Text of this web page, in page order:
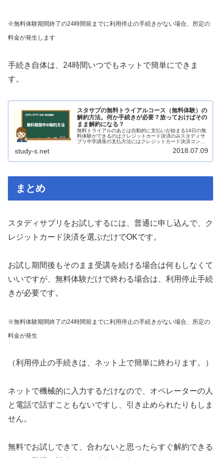
※無料体験期間終了の24時間前までに利用停止の手続きがない場合、所定の
料金が発生します
手続き自体は、24時間いつでもネットで簡単にできま
す。
スタサプの無料トライアルコース（無料体験）の
解約方法。何か手続きが必要？放っておけばその
まま解約になる？
無料トライアルのあとは自動的に支払いが始まる14日の無
料体験ができるのはクレジットカード決済のみスタディサ
プリ中学講座の支払方法にはクレジットカード決済コンビ
study-s.net 2018.07.09
まとめ
スタディサプリをお試しするには、普通に申し込んで、ク
レジットカード決済を選ぶだけでOKです。
お試し期間後もそのまま受講を続ける場合は何もしなくて
いいですが、無料体験だけで終わる場合は、利用停止手続
きが必要です。
※無料体験期間終了の24時間前までに利用停止の手続きがない場合、所定の
料金が発生
（利用停止の手続きは、ネット上で簡単に終わります。）
ネットで機械的に入力するだけなので、オペレーターの人
と電話で話すこともないですし、引き止められたりもしま
せん。
無料でお試しできて、合わないと思ったらすぐ解約できる